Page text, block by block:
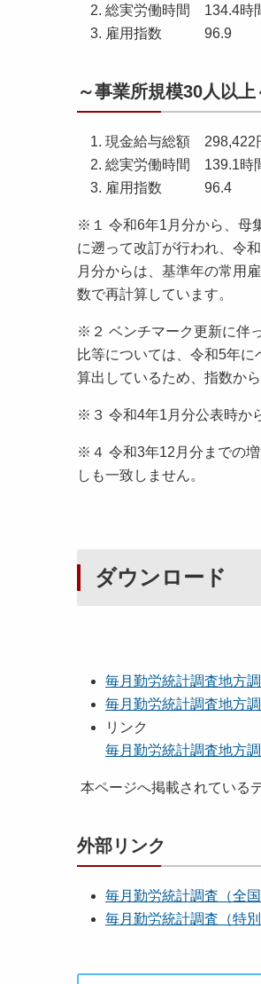
総実労働時間 134.4時
雇用指数 96.9 （前
～事業所規模30人以上
現金給与総額 298,422
総実労働時間 139.1時
雇用指数 96.4 （
※１ 令和6年1月分から、母
に遡って改訂が行われ、令
月分からは、基準年の常用
数で再計算しています。
※２ ベンチマーク更新に伴
比等については、令和5年
算出しているため、指数か
※３ 令和4年1月分公表時か
※４ 令和3年12月分までの
しも一致しません。
ダウンロード
毎月勤労統計調査地方
毎月勤労統計調査地方
リンク
毎月勤労統計調査地方
本ページへ掲載されている
外部リンク
毎月勤労統計調査（全
毎月勤労統計調査（特